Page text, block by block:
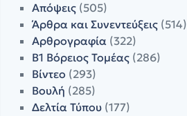
Απόψεις(505)
Άρθρα και Συνεντεύξεις(514)
Αρθρογραφία(322)
Β1 Βόρειος Τομέας(286)
Βίντεο (293)
Βουλή (285)
Δελτία Τύπου(177)